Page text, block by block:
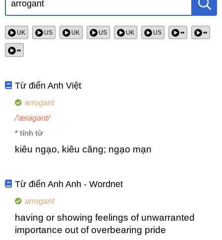
UK US UK US UK US •• ••
••
Từ điển Anh Việt
arrogant
/'ærəgənt/
* tính từ
kiêu ngạo, kiêu căng; ngạo mạn
Từ điển Anh Anh - Wordnet
arrogant
having or showing feelings of unwarranted
importance out of overbearing pride